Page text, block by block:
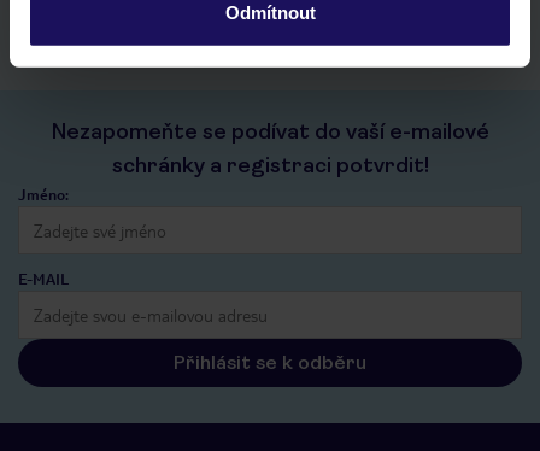
Odmítnout
Nezapomeňte se podívat do vaší e-mailové
schránky a registraci potvrdit!
Jméno:
E-MAIL
Přihlásit se k odběru